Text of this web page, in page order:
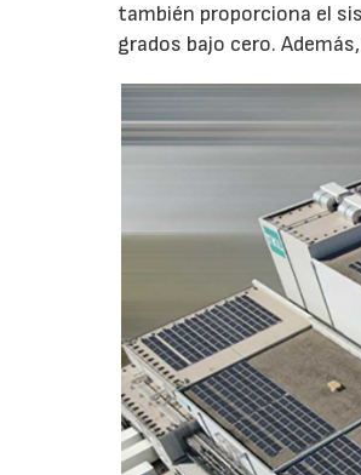
también proporciona el
grados bajo cero.